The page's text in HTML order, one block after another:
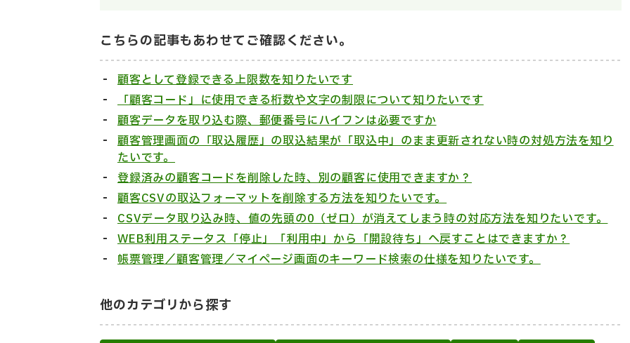
こちらの記事もあわせてご確認ください。
顧客として登録できる上限数を知りたいです
「顧客コード」に使用できる桁数や文字の制限について知りたいです
顧客データを取り込む際、郵便番号にハイフンは必要ですか
顧客管理画面の「取込履歴」の取込結果が「取込中」のまま更新されない時の対処方法を知り
たいです。
登録済みの顧客コードを削除した時、別の顧客に使用できますか？
顧客CSVの取込フォーマットを削除する方法を知りたいです。
CSVデータ取り込み時、値の先頭の0（ゼロ）が消えてしまう時の対応方法を知りたいです。
WEB利用ステータス「停止」「利用中」から「開設待ち」へ戻すことはできますか？
帳票管理／顧客管理／マイページ画面のキーワード検索の仕様を知りたいです。
他のカテゴリから探す